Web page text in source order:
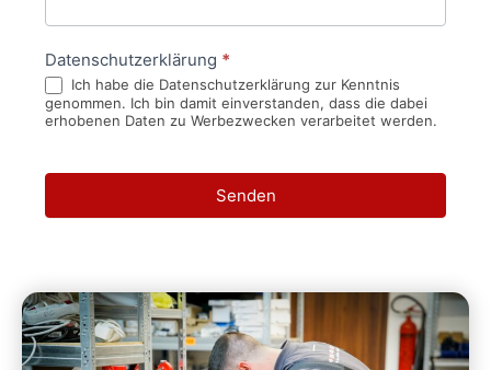
Datenschutzerklärung *
Ich habe die Datenschutzerklärung zur Kenntnis
genommen. Ich bin damit einverstanden, dass die dabei
erhobenen Daten zu Werbezwecken verarbeitet werden.
Senden